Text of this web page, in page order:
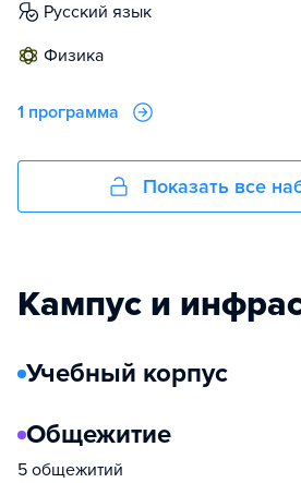
русский язык
физика
1 программа
Показать все
Кампус и
Учебный корпус
Общежитие
5 общежитий